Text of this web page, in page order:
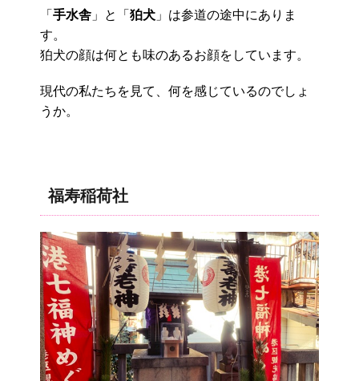
「 手水舎 」と「 狛犬 」は参道の途中にありま
す。
狛犬の顔は何とも味のあるお顔をしています。
現代の私たちを見て、何を感じているのでしょ
うか。
福寿稲荷社